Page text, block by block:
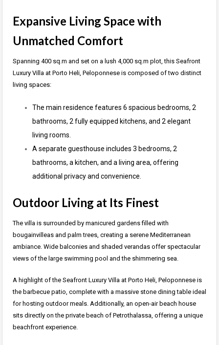
Expansive Living Space with
Unmatched Comfort
Spanning 400 sq.m and set on a lush 4,000 sq.m plot, this Seafront
Luxury Villa at Porto Heli, Peloponnese is composed of two distinct
living spaces:
The main residence features 6 spacious bedrooms, 2
bathrooms, 2 fully equipped kitchens, and 2 elegant
living rooms.
A separate guesthouse includes 3 bedrooms, 2
bathrooms, a kitchen, and a living area, offering
additional privacy and convenience.
Outdoor Living at Its Finest
The villa is surrounded by manicured gardens filled with
bougainvilleas and palm trees, creating a serene Mediterranean
ambiance. Wide balconies and shaded verandas offer spectacular
views of the large swimming pool and the shimmering sea.
A highlight of the Seafront Luxury Villa at Porto Heli, Peloponnese is
the barbecue patio, complete with a massive stone dining table ideal
for hosting outdoor meals. Additionally, an open-air beach house
sits directly on the private beach of Petrothalassa, offering a unique
beachfront experience.